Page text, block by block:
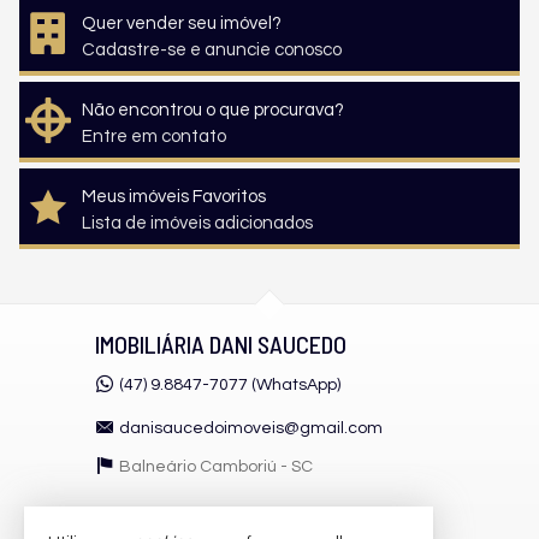
Quer vender seu imóvel?
Cadastre-se e anuncie conosco
Não encontrou o que procurava?
Entre em contato
Meus imóveis Favoritos
Lista de imóveis adicionados
IMOBILIÁRIA DANI SAUCEDO
(47) 9.8847-7077 (WhatsApp)
danisaucedoimoveis@gmail.com
Balneário Camboriú - SC